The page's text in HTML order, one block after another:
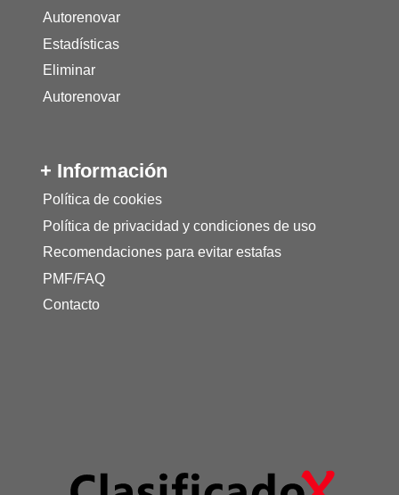
Autorenovar
Estadísticas
Eliminar
Autorenovar
+ Información
Política de cookies
Política de privacidad y condiciones de uso
Recomendaciones para evitar estafas
PMF/FAQ
Contacto